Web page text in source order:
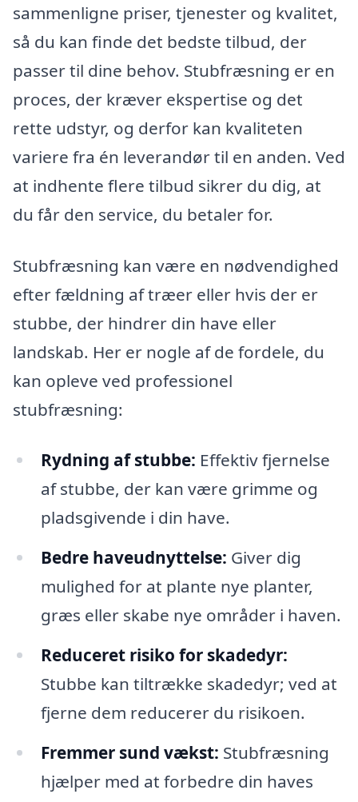
sammenligne priser, tjenester og kvalitet,
så du kan finde det bedste tilbud, der
passer til dine behov. Stubfræsning er en
proces, der kræver ekspertise og det
rette udstyr, og derfor kan kvaliteten
variere fra én leverandør til en anden. Ved
at indhente flere tilbud sikrer du dig, at
du får den service, du betaler for.
Stubfræsning kan være en nødvendighed
efter fældning af træer eller hvis der er
stubbe, der hindrer din have eller
landskab. Her er nogle af de fordele, du
kan opleve ved professionel
stubfræsning:
Rydning af stubbe: Effektiv fjernelse
af stubbe, der kan være grimme og
pladsgivende i din have.
Bedre haveudnyttelse: Giver dig
mulighed for at plante nye planter,
græs eller skabe nye områder i haven.
Reduceret risiko for skadedyr:
Stubbe kan tiltrække skadedyr; ved at
fjerne dem reducerer du risikoen.
Fremmer sund vækst: Stubfræsning
hjælper med at forbedre din haves